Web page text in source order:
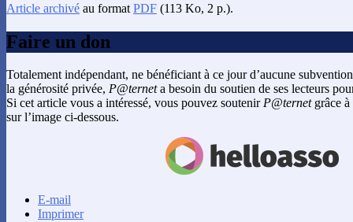
Article archivé au format PDF (113 Ko, 2 p.).
Faire un don
Totalement indépendant, ne bénéficiant à ce jour d’aucune
la générosité privée, P@terneta besoin du soutien de ses lecteurs
Si cet article vous a intéressé, vous pouvez soutenirP@ternetgrâce à
sur l’image ci-dessous.
E-mail
Imprimer